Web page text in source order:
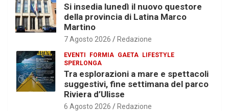
Si insedia lunedì il nuovo questore
della provincia di Latina Marco
Martino
7 Agosto 2026 Redazione
EVENTI FORMIA GAETA LIFESTYLE
SPERLONGA
Tra esplorazioni a mare e spettacoli
suggestivi, fine settimana del parco
Riviera d’Ulisse
6 Agosto 2026 Redazione